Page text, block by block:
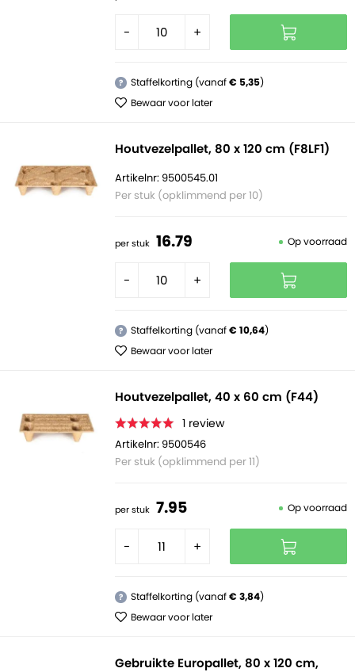
- +
? Staffelkorting (vanaf€ 5,35)
Bewaar voor later
Houtvezelpallet, 80 x 120 cm (F8LF1)
Artikelnr: 9500545.01
Per stuk (opklimmend per 10)
per stuk 16.79 Op voorraad
- +
? Staffelkorting (vanaf€ 10,64)
Bewaar voor later
Houtvezelpallet, 40 x 60 cm (F44)
1 review
Artikelnr: 9500546
Per stuk (opklimmend per 11)
per stuk 7.95 Op voorraad
- +
? Staffelkorting (vanaf€ 3,84)
Bewaar voor later
Gebruikte Europallet, 80 x 120 cm,